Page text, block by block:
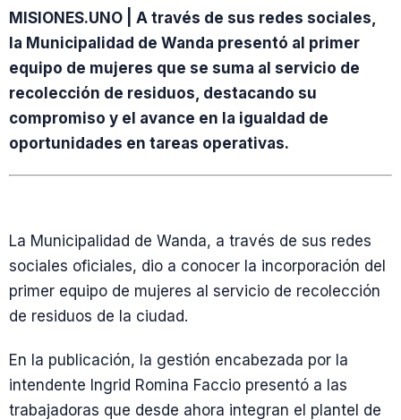
MISIONES.UNO | A través de sus redes sociales,
la Municipalidad de Wanda presentó al primer
equipo de mujeres que se suma al servicio de
recolección de residuos, destacando su
compromiso y el avance en la igualdad de
oportunidades en tareas operativas.
La Municipalidad de Wanda, a través de sus redes
sociales oficiales, dio a conocer la incorporación del
primer equipo de mujeres al servicio de recolección
de residuos de la ciudad.
En la publicación, la gestión encabezada por la
intendente Ingrid Romina Faccio presentó a las
trabajadoras que desde ahora integran el plantel de